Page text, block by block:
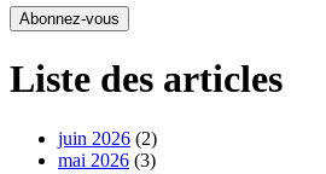
Liste des articles
juin 2026 (2)
mai 2026 (3)